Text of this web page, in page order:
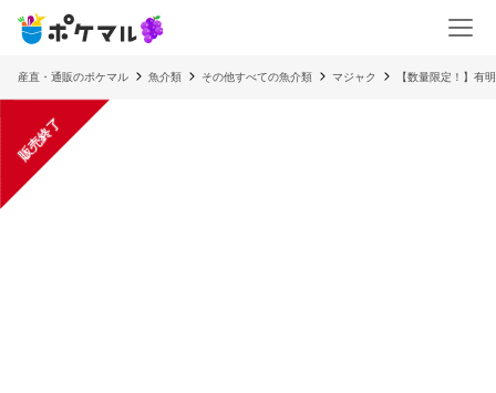
産直・通販のポケマル 魚介類 その他すべての魚介類 マジャク 【数量限定！】有
販売終了